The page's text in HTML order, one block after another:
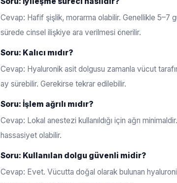
Cevap: Hafif şişlik, morarma olabilir. Genellikle 5–7
sürede cinsel ilişkiye ara verilmesi önerilir.
Soru: Kalıcı mıdır?
Cevap: Hyaluronik asit dolgusu zamanla vücut
ay sürebilir. Gerekirse tekrar edilebilir.
Soru: İşlem ağrılı mıdır?
Cevap: Lokal anestezi kullanıldığı için ağrı
hassasiyet olabilir.
Soru: Kullanılan dolgu güvenli midir?
Cevap: Evet. Vücutta doğal olarak bulunan